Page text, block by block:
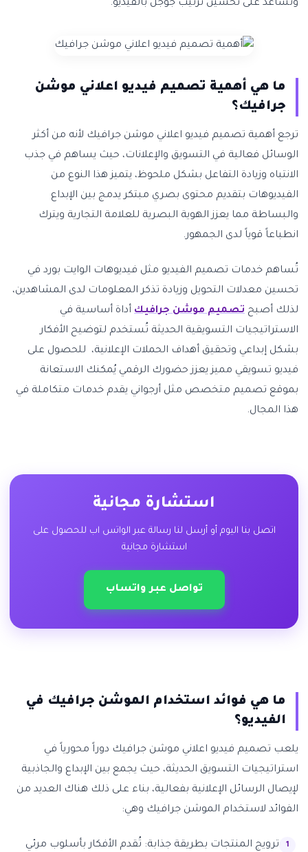
وتساعد على تحسين ترتيب جوجل بالفيديو.
ما هي أهمية تصميم فيديو اعلاني موشن
جرافيك؟
ترجع أهمية تصميم فيديو اعلاني موشن جرافيك لأنه من أكثر
الوسائل فعالية في التسويق والإعلانات، حيث يساهم في جذب
الانتباه وزيادة التفاعل بشكل ملحوظ، يتميز هذا النوع من
الفيديوهات بتقديم محتوى بصري مبتكر يدمج بين الإبداع
والبساطة مما يعزز الهوية البصرية للعلامة التجارية ويترك
انطباعاً قوياً لدى الجمهور.
تُساهم خدمات تصميم الفيديو مثل فيديوهات الوايت بورد في
تحسين معدلات التحويل وزيادة تذكر المعلومات لدى المشاهدين،
لذلك أصبح تصميم موشن جرافيك أداة أساسية في
الاستراتيجيات التسويقية الحديثة تُستخدم لتوضيح الأفكار
بشكل إبداعي وتحقيق أهداف الحملات الإعلانية، للحصول على
فيديو تسويقي مميز يعزز حضورك الرقمي يُمكنك الاستعانة
بموقع تصميم متخصص مثل أرجواني يقدم خدمات متكاملة في
هذا المجال.
استشارة مجانية
اتصل بنا اليوم أو أرسل لنا رسالة عبر الواتس اب للحصول على
استشارة مجانية
تواصل عبر واتساب
ما هي فوائد استخدام الموشن جرافيك في
الفيديو؟
يلعب تصميم فيديو اعلاني موشن جرافيك دوراً محورياً في
استراتيجيات التسويق الحديثة، حيث يجمع بين الإبداع والجاذبية
لإيصال الرسائل الإعلانية بفعالية، بناء على ذلك هناك العديد من
الفوائد لاستخدام الموشن جرافيك وهي:
ترويج المنتجات بطريقة جذابة: تُقدم الأفكار بأسلوب مرئي